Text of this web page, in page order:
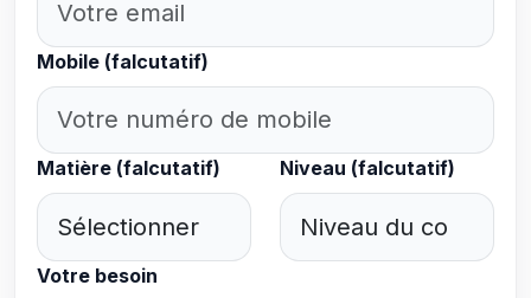
Mobile (falcutatif)
Matière (falcutatif) Niveau (falcutatif)
Votre besoin